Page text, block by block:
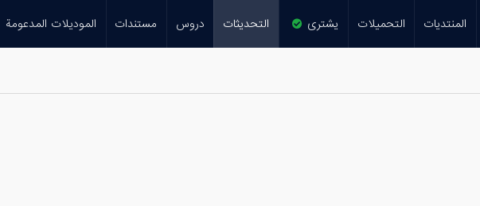
المنتديات التحميلات يشترى التحديثات دروس مستندات الموديلات المدعومة